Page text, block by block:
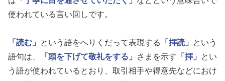
使われている言い回しです。
「読む」 という語をへりくだって表現する 「拝読」
という
語句は、
「頭を下げて敬礼をする」 さまを示す 「拝」
とい
う語が使われているとおり、取引相手や得意先などにおけ